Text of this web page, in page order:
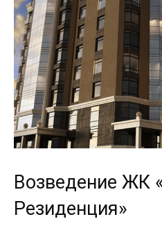
Возведение ЖК
Резиденция»